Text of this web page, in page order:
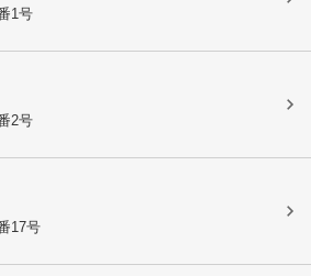
1号
2号
17号